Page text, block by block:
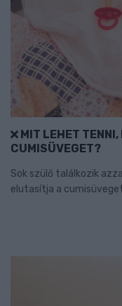
MIT LEHET
CUMISÜVEGET?
Sok szülő találkozik
elutasítja a